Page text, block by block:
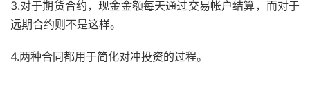
3.对于期货合约，现金金额每天通过交易帐户结算，而对于
远期合约则不是这样。
4.两种合同都用于简化对冲投资的过程。